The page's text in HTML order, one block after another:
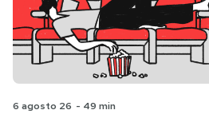
6 agosto 26 - 49 min